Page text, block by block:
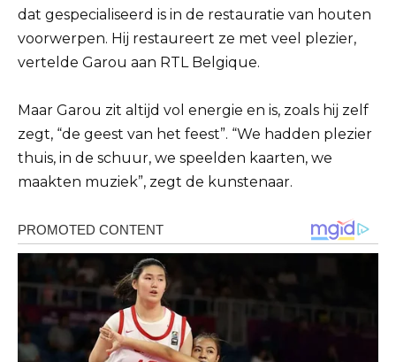
dat gespecialiseerd is in de restauratie van houten
voorwerpen. Hij restaureert ze met veel plezier,
vertelde Garou aan RTL Belgique.
Maar Garou zit altijd vol energie en is, zoals hij zelf
zegt, “de geest van het feest”. “We hadden plezier
thuis, in de schuur, we speelden kaarten, we
maakten muziek”, zegt de kunstenaar.